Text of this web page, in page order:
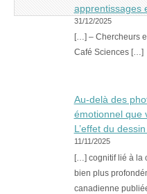
apprentissages
31/12/2025
[…] – Chercheurs
Café Sciences […]
Au-delà des
émotionnel que
L’effet du
11/11/2025
[…] cognitif lié à la
bien plus
canadienne